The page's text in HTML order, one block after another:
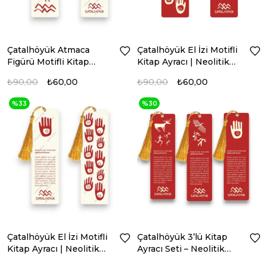
Çatalhöyük Atmaca
Figürü Motifli Kitap
₺60,00
₺90,00
Çatalhöyük El İzi Motifli
Kitap Ayracı | Neolitik
Kırmızı
₺60,00
₺90,00
Çatalhöyük El İzi Motifli
Kitap Ayracı | Neolitik
%33
Çatalhöyük 3’lü Kitap
Ayracı Seti – Neolitik
%30